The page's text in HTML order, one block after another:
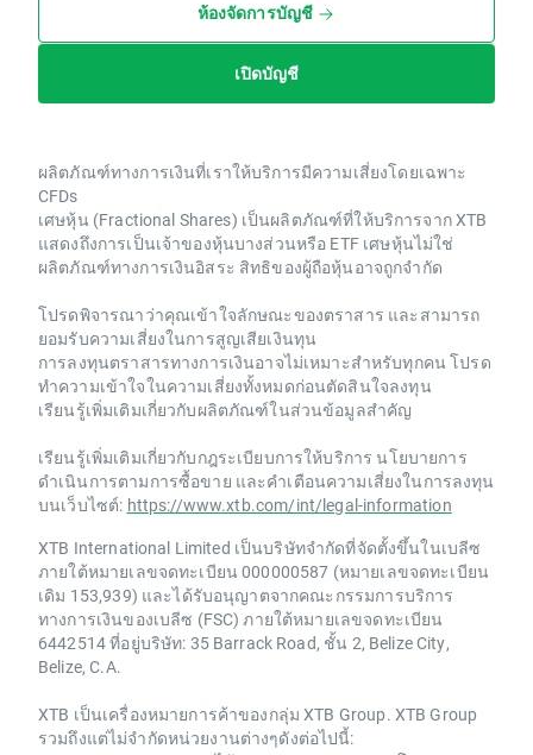
ห้องจัดการบัญชี
เปิดบัญชี
ผลิตภัณฑ์ทางการเงินที่เราให้บริการมีความเสี่ยงโดยเฉพาะ
CFDs
เศษหุ้น (Fractional Shares) เป็นผลิตภัณฑ์ที่ให้บริการจาก XTB
แสดงถึงการเป็นเจ้าของหุ้นบางส่วนหรือ ETF เศษหุ้นไม่ใช่
ผลิตภัณฑ์ทางการเงินอิสระ สิทธิของผู้ถือหุ้นอาจถูกจำกัด
โปรดพิจารณาว่าคุณเข้าใจลักษณะของตราสาร และสามารถ
ยอมรับความเสี่ยงในการสูญเสียเงินทุน
การลงทุนตราสารทางการเงินอาจไม่เหมาะสำหรับทุกคน โปรด
ทำความเข้าใจในความเสี่ยงทั้งหมดก่อนตัดสินใจลงทุน
เรียนรู้เพิ่มเติมเกี่ยวกับผลิตภัณฑ์ในส่วนข้อมูลสำคัญ
เรียนรู้เพิ่มเติมเกี่ยวกับกฎระเบียบการให้บริการ นโยบายการ
ดำเนินการตามการซื้อขาย และคำเตือนความเสี่ยงในการลงทุน
บนเว็บไซต์: https://www.xtb.com/int/legal-information
XTB International Limited เป็นบริษัทจำกัดที่จัดตั้งขึ้นในเบลีซ
ภายใต้หมายเลขจดทะเบียน 000000587 (หมายเลขจดทะเบียน
เดิม 153,939) และได้รับอนุญาตจากคณะกรรมการบริการ
ทางการเงินของเบลีซ (FSC) ภายใต้หมายเลขจดทะเบียน
6442514 ที่อยู่บริษัท: 35 Barrack Road, ชั้น 2, Belize City,
Belize, C.A.
XTB เป็นเครื่องหมายการค้าของกลุ่ม XTB Group. XTB Group
รวมถึงแต่ไม่จำกัดหน่วยงานต่างๆดังต่อไปนี้: